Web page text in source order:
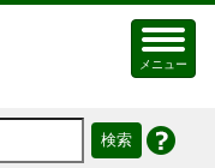
メニュー